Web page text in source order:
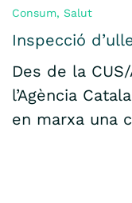
Consum, Salut
Inspecció
Des de la
l’Agència
en marxa una